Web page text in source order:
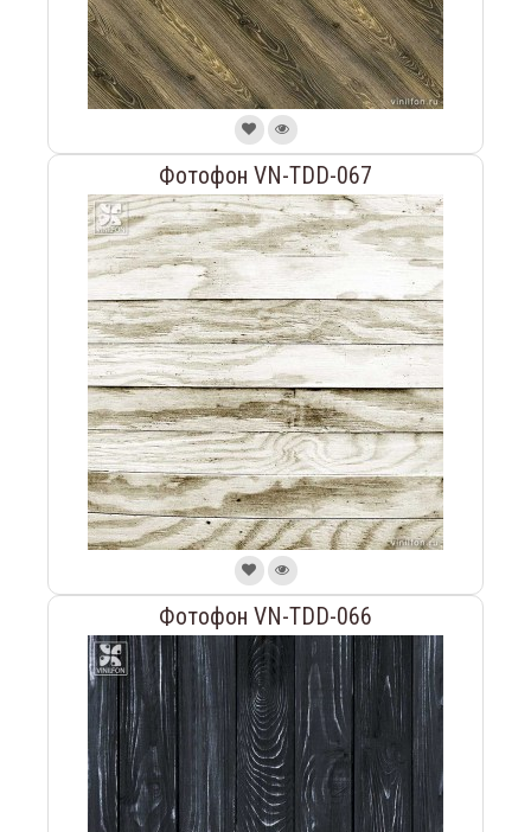
Фотофон VN-TDD-067
Фотофон VN-TDD-066